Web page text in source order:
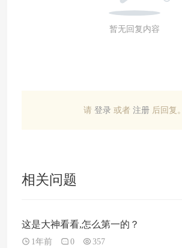
暂无回复内容
请 登录 或者 注册 后回复。
相关问题
这是大神看看,怎么第一的？
1年前 0 357